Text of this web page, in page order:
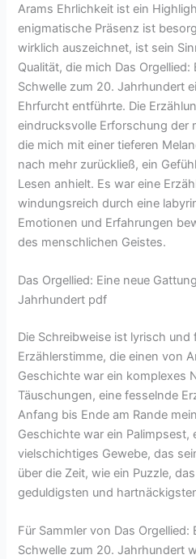
Arams Ehrlichkeit ist ein
enigmatische Präsenz ist
wirklich auszeichnet, ist sein
Qualität, die mich Das
Schwelle zum 20. Jahrhundert
Ehrfurcht entführte. Die
eindrucksvolle Erforschung der
die mich mit einer tieferen
nach mehr zurückließ, ein
Lesen anhielt. Es war eine
windungsreich durch eine
Emotionen und Erfahrungen
des menschlichen Geistes.
Das Orgellied: Eine neue
Jahrhundert pdf
Die Schreibweise ist lyrisch
Erzählerstimme, die einen von
Geschichte war ein komplexes
Täuschungen, eine fesselnde
Anfang bis Ende am Rande
Geschichte war ein Palimpsest,
vielschichtiges Gewebe, das
über die Zeit, wie ein Puzzle,
geduldigsten und
Für Sammler von Das
Schwelle zum 20. Jahrhundert